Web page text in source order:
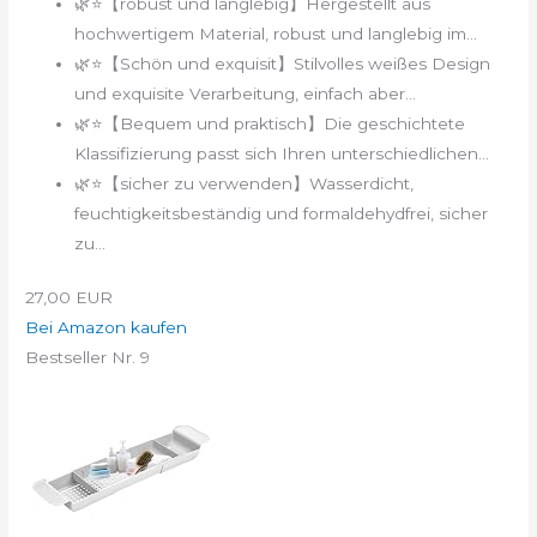
hochwertigem Material, robust und langlebig im...
🌿⭐【Schön und exquisit】Stilvolles weißes Design
und exquisite Verarbeitung, einfach aber...
🌿⭐【Bequem und praktisch】Die geschichtete
Klassifizierung passt sich Ihren unterschiedlichen...
🌿⭐【sicher zu verwenden】Wasserdicht,
feuchtigkeitsbeständig und formaldehydfrei, sicher
zu...
27,00 EUR
Bei Amazon kaufen
Bestseller Nr. 9